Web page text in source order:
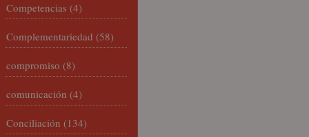
Competencias (4)
Complementariedad (58)
compromiso (8)
comunicación (4)
Conciliación (134)